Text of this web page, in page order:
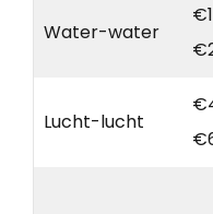
Water-water
Lucht-lucht